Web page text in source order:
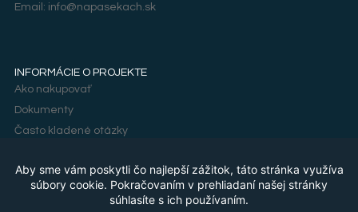
Email: info@napasekach.sk
INFORMÁCIE O PROJEKTE
Ako nakupovať
Dokumenty
Často kladené otázky
PRÁVNE INFORMÁCIE